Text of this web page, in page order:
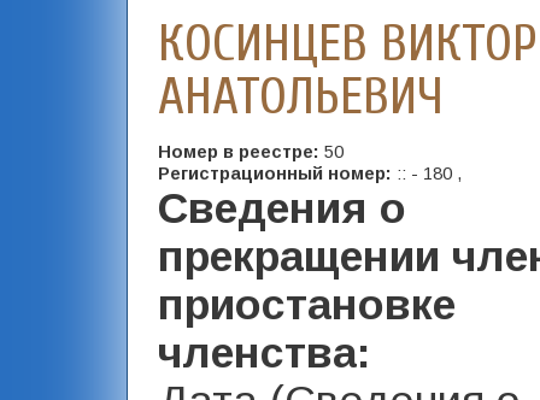
КОСИНЦЕВ ВИКТОР
АНАТОЛЬЕВИЧ
Номер в реестре: 50
Регистрационный номер: :: - 180 ,
Сведения о
прекращении
приостановке
членства: